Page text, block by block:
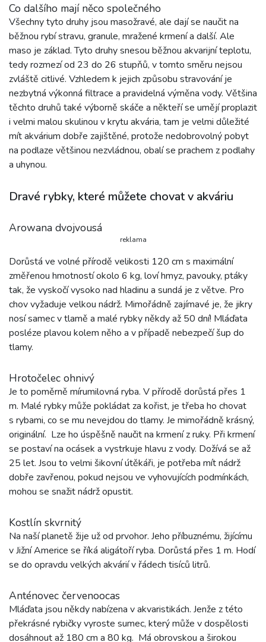
Co dalšího mají něco společného
Všechny tyto druhy jsou masožravé, ale dají se naučit na
běžnou rybí stravu, granule, mražené krmení a další. Ale
maso je základ. Tyto druhy snesou běžnou akvarijní teplotu,
tedy rozmezí od 23 do 26 stupňů, v tomto směru nejsou
zvláště citlivé. Vzhledem k jejich způsobu stravování je
nezbytná výkonná filtrace a pravidelná výměna vody. Většina
těchto druhů také výborně skáče a někteří se umějí proplazit
i velmi malou skulinou v krytu akvária, tam je velmi důležité
mít akvárium dobře zajištěné, protože nedobrovolný pobyt
na podlaze většinou nezvládnou, obalí se prachem z podlahy
a uhynou.
Dravé rybky, které můžete chovat v akváriu
Arowana dvojvousá
reklama
Dorůstá ve volné přírodě velikosti 120 cm s maximální
změřenou hmotností okolo 6 kg, loví hmyz, pavouky, ptáky
tak, že vyskočí vysoko nad hladinu a sundá je z větve. Pro
chov vyžaduje velkou nádrž. Mimořádně zajímavé je, že jikry
nosí samec v tlamě a malé rybky někdy až 50 dní! Mláďata
posléze plavou kolem něho a v případě nebezpečí šup do
tlamy.
Hrotočelec ohnivý
Je to poměrně mírumilovná ryba. V přírodě dorůstá přes 1
m. Malé rybky může pokládat za kořist, je třeba ho chovat
s rybami, co se mu nevejdou do tlamy. Je mimořádně krásný,
originální. Lze ho úspěšně naučit na krmení z ruky. Při krmení
se postaví na ocásek a vystrkuje hlavu z vody. Dožívá se až
25 let. Jsou to velmi šikovní útěkáři, je potřeba mít nádrž
dobře zavřenou, pokud nejsou ve vyhovujících podmínkách,
mohou se snažit nádrž opustit.
Kostlín skvrnitý
Na naší planetě žije už od prvohor. Jeho příbuznému, žijícímu
v Jižní Americe se říká aligátoří ryba. Dorůstá přes 1 m. Hodí
se do opravdu velkých akvárií v řádech tisíců litrů.
Anténovec červenoocas
Mláďata jsou někdy nabízena v akvaristikách. Jenže z této
překrásné rybičky vyroste sumec, který může v dospělosti
dosáhnout až 180 cm a 80 kg. Má obrovskou a širokou